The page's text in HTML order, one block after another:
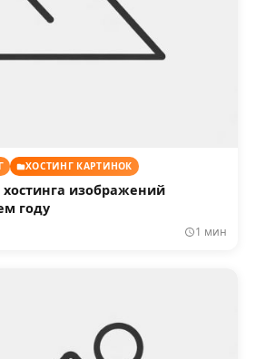
ХОСТИНГ КАРТИНОК
хостинга изображений
году
1 мин